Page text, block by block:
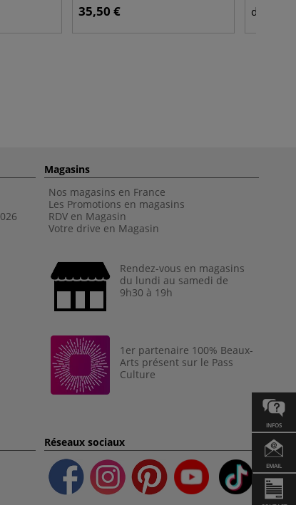
INFOS
EMAIL
35,50 € dès
6
Magasins
Nos magasins en France
Les Promotions en magasins
RDV en Magasin
Votre drive en Magasin
Rendez-vous en magasins
du lundi au samedi de
9h30 à 19h
1er partenaire 100% Beaux-
Arts présent sur le Pass
Culture
Réseaux sociaux